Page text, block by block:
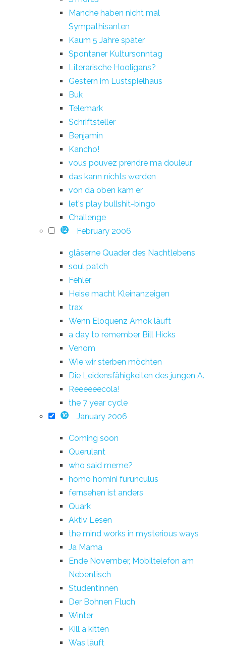
Manche haben nicht mal
Sympathisanten
Kaum 5 Jahre später
Spontaner Kultursonntag
Literarische Hooligans?
Gestern im Lustspielhaus
Buk
Telemark
Schriftsteller
Benjamin
Kancho!
vous pouvez prendre ma douleur
das kann nichts werden
von da oben kam er
let's play bullshit-bingo
Challenge
12 February 2006
gläserne Quader des Nachtlebens
soul patch
Fehler
Heise macht Kleinanzeigen
trax
Wenn Eloquenz Amok läuft
a day to remember Bill Hicks
Venom
Wie wir sterben möchten
Die Leidensfähigkeiten des jungen A.
Reeeeeecola!
the 7 year cycle
16 January 2006
Coming soon
Querulant
who said meme?
homo homini furunculus
fernsehen ist anders
Quark
Aktiv Lesen
the mind works in mysterious ways
Ja Mama
Ende November, Mobiltelefon am
Nebentisch
Studentinnen
Der Bohnen Fluch
Winter
Kill a kitten
Was läuft